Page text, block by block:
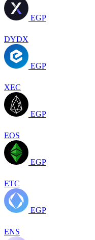
EGP
DYDX
EGP
XEC
EGP
EOS
EGP
ETC
EGP
ENS